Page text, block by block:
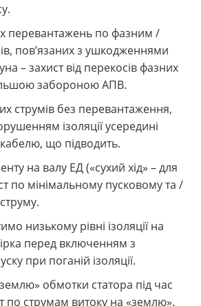
перевантажень по фазним /
пов’язаних з ушкодженнями
– захист від перекосів фазних
забороною АПВ.
струмів без перевантаження,
ізоляції усередині
що підводить.
на валу ЕД («сухий хід» – для
по мінімальному пусковому та /
низькому рівні ізоляції на
перед включенням з
при поганій ізоляції.
обмотки статора під час
по струмам витоку на «землю».